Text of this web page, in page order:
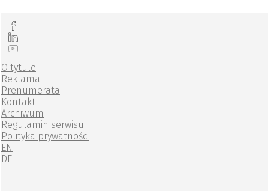
O tytule
Reklama
Prenumerata
Kontakt
Archiwum
Regulamin serwisu
Polityka prywatności
EN
DE